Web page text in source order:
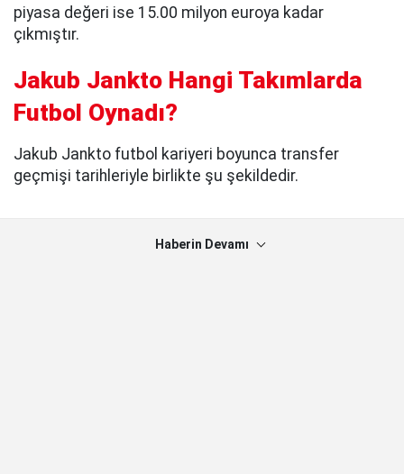
piyasa değeri ise 15.00 milyon euroya kadar
çıkmıştır.
Jakub Jankto Hangi Takımlarda
Futbol Oynadı?
Jakub Jankto futbol kariyeri boyunca transfer
geçmişi tarihleriyle birlikte şu şekildedir.
Haberin Devamı